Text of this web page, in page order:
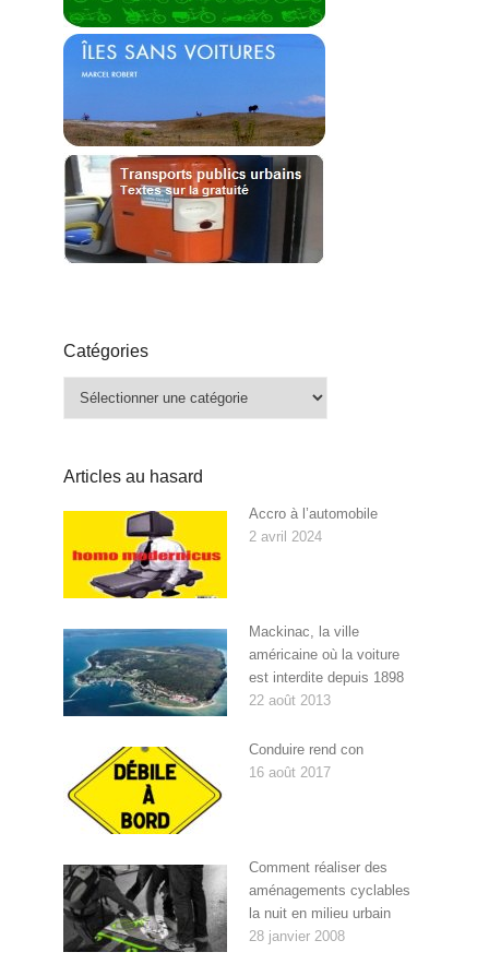
Catégories
Catégories
Articles au hasard
Accro à l’automobile
2 avril 2024
Mackinac, la ville
américaine où la voiture
est interdite depuis 1898
22 août 2013
Conduire rend con
16 août 2017
Comment réaliser des
aménagements cyclables
la nuit en milieu urbain
28 janvier 2008